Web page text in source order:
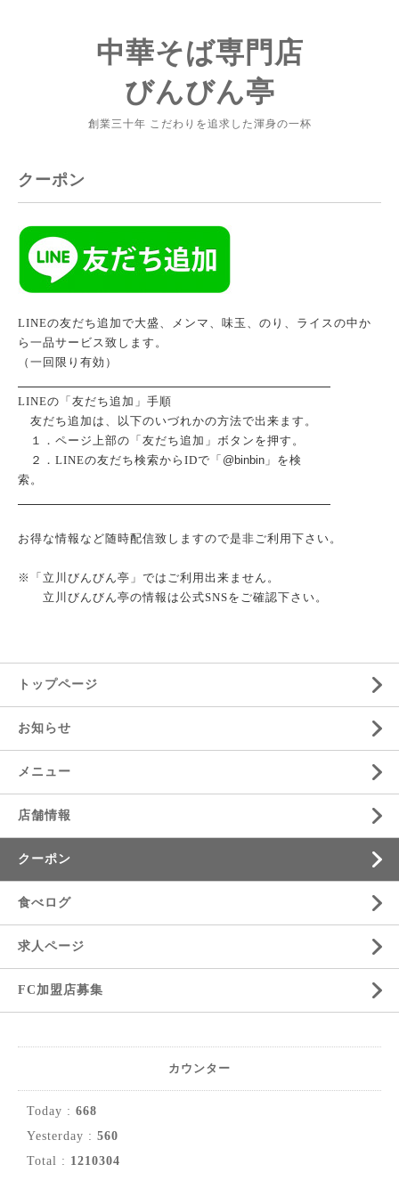
中華そば専門店
びんびん亭
創業三十年 こだわりを追求した渾身の一杯
クーポン
LINEの友だち追加で大盛、メンマ、味玉、のり、ライスの中か
ら一品サービス致します。
（一回限り有効）
LINEの「友だち追加」手順
友だち追加は、以下のいづれかの方法で出来ます。
１．ページ上部の「友だち追加」ボタンを押す。
２．LINEの友だち検索からIDで「 @binbin 」を検
索。
お得な情報など随時配信致しますので是非ご利用下さい。
※「立川びんびん亭」ではご利用出来ません。
立川びんびん亭の情報は公式SNSをご確認下さい。
トップページ
お知らせ
メニュー
店舗情報
クーポン
食べログ
求人ページ
FC加盟店募集
カウンター
Today : 668
Yesterday : 560
Total : 1210304